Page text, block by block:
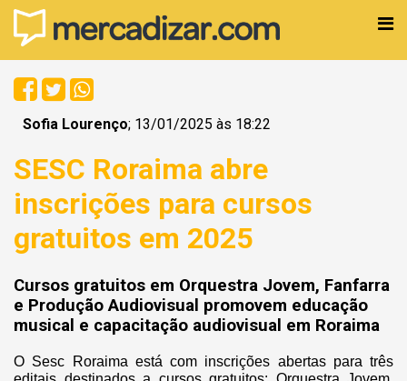
Sofia Lourenço; 13/01/2025 às 18:22
SESC Roraima abre
inscrições para cursos
gratuitos em 2025
Cursos gratuitos em Orquestra Jovem, Fanfarra
e Produção Audiovisual promovem educação
musical e capacitação audiovisual em Roraima
O Sesc Roraima está com inscrições abertas para três